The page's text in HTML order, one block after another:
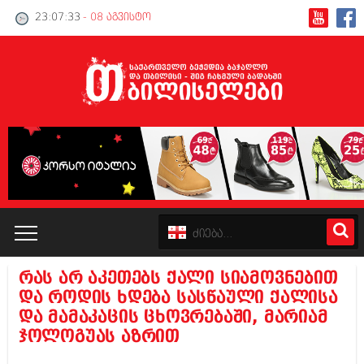
23:07:33 - 08 აგვისტო
კატალოგი
პოლიტიკა
რას არ აკეთებს ქალი სიამოვნებით
და როდის ხდება სასწაული ქალისა
და მამაკაცის ცხოვრებაში, მარიამ
ჯოლოგუას აზრით